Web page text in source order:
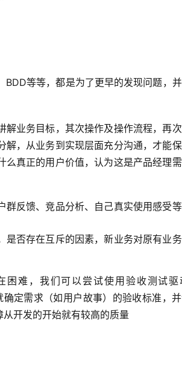
业务目标，其次操作及操作流程，再
，从业务到实现层面充分沟通，才能
真正的用户价值，认为这是产品经理
反馈、竞品分析、自己真实使用感受
否存在互斥的因素，新业务对原有业
困难，我们可以尝试使用验收测试驱
定需求（如用户故事）的验收标准，
开发的开始就有较高的质量